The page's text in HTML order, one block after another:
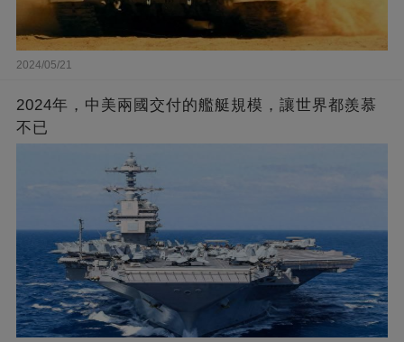
2024/05/21
2024年，中美兩國交付的艦艇規模，讓世界都羨慕
不已